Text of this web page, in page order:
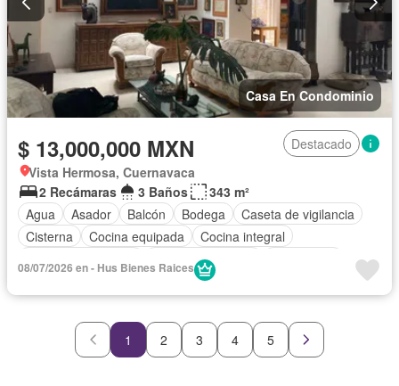
Casa En Condominio
$ 13,000,000 MXN
Destacado
Vista Hermosa, Cuernavaca
2 Recámaras
3 Baños
343 m²
Agua
Asador Balcón Bodega
Caseta de vigilancia
Cisterna
Cocina equipada
Cocina integral
Cuarto de servicio
Jardín
Recámara con closet
Seguridad
Televisión por cable Terraza
Wifi
Sin amueblar
08/07/2026 en - Hus Bienes Raices
1 2 3 4 5